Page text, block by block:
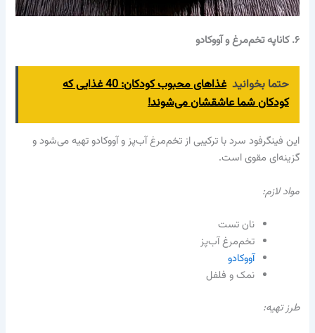
۶. کاناپه تخم‌مرغ و آووکادو
حتما بخوانید
غذاهای محبوب کودکان: 40 غذایی که
کودکان شما عاشقشان می‌شوند!
این فینگرفود سرد با ترکیبی از تخم‌مرغ آب‌پز و آووکادو تهیه می‌شود و
گزینه‌ای مقوی است.
مواد لازم:
نان تست
تخم‌مرغ آب‌پز
آووکادو
نمک و فلفل
طرز تهیه: